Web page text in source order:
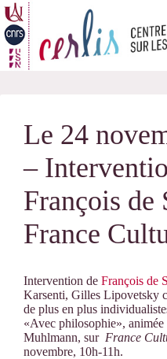
Passer
au
contenu
Le 24
–
François de
France
Intervention de François de
Karsenti, Gilles Lipovetsky
de plus en plus
«Avec philosophie»,
Muhlmann, sur France
novembre, 10h-11h.